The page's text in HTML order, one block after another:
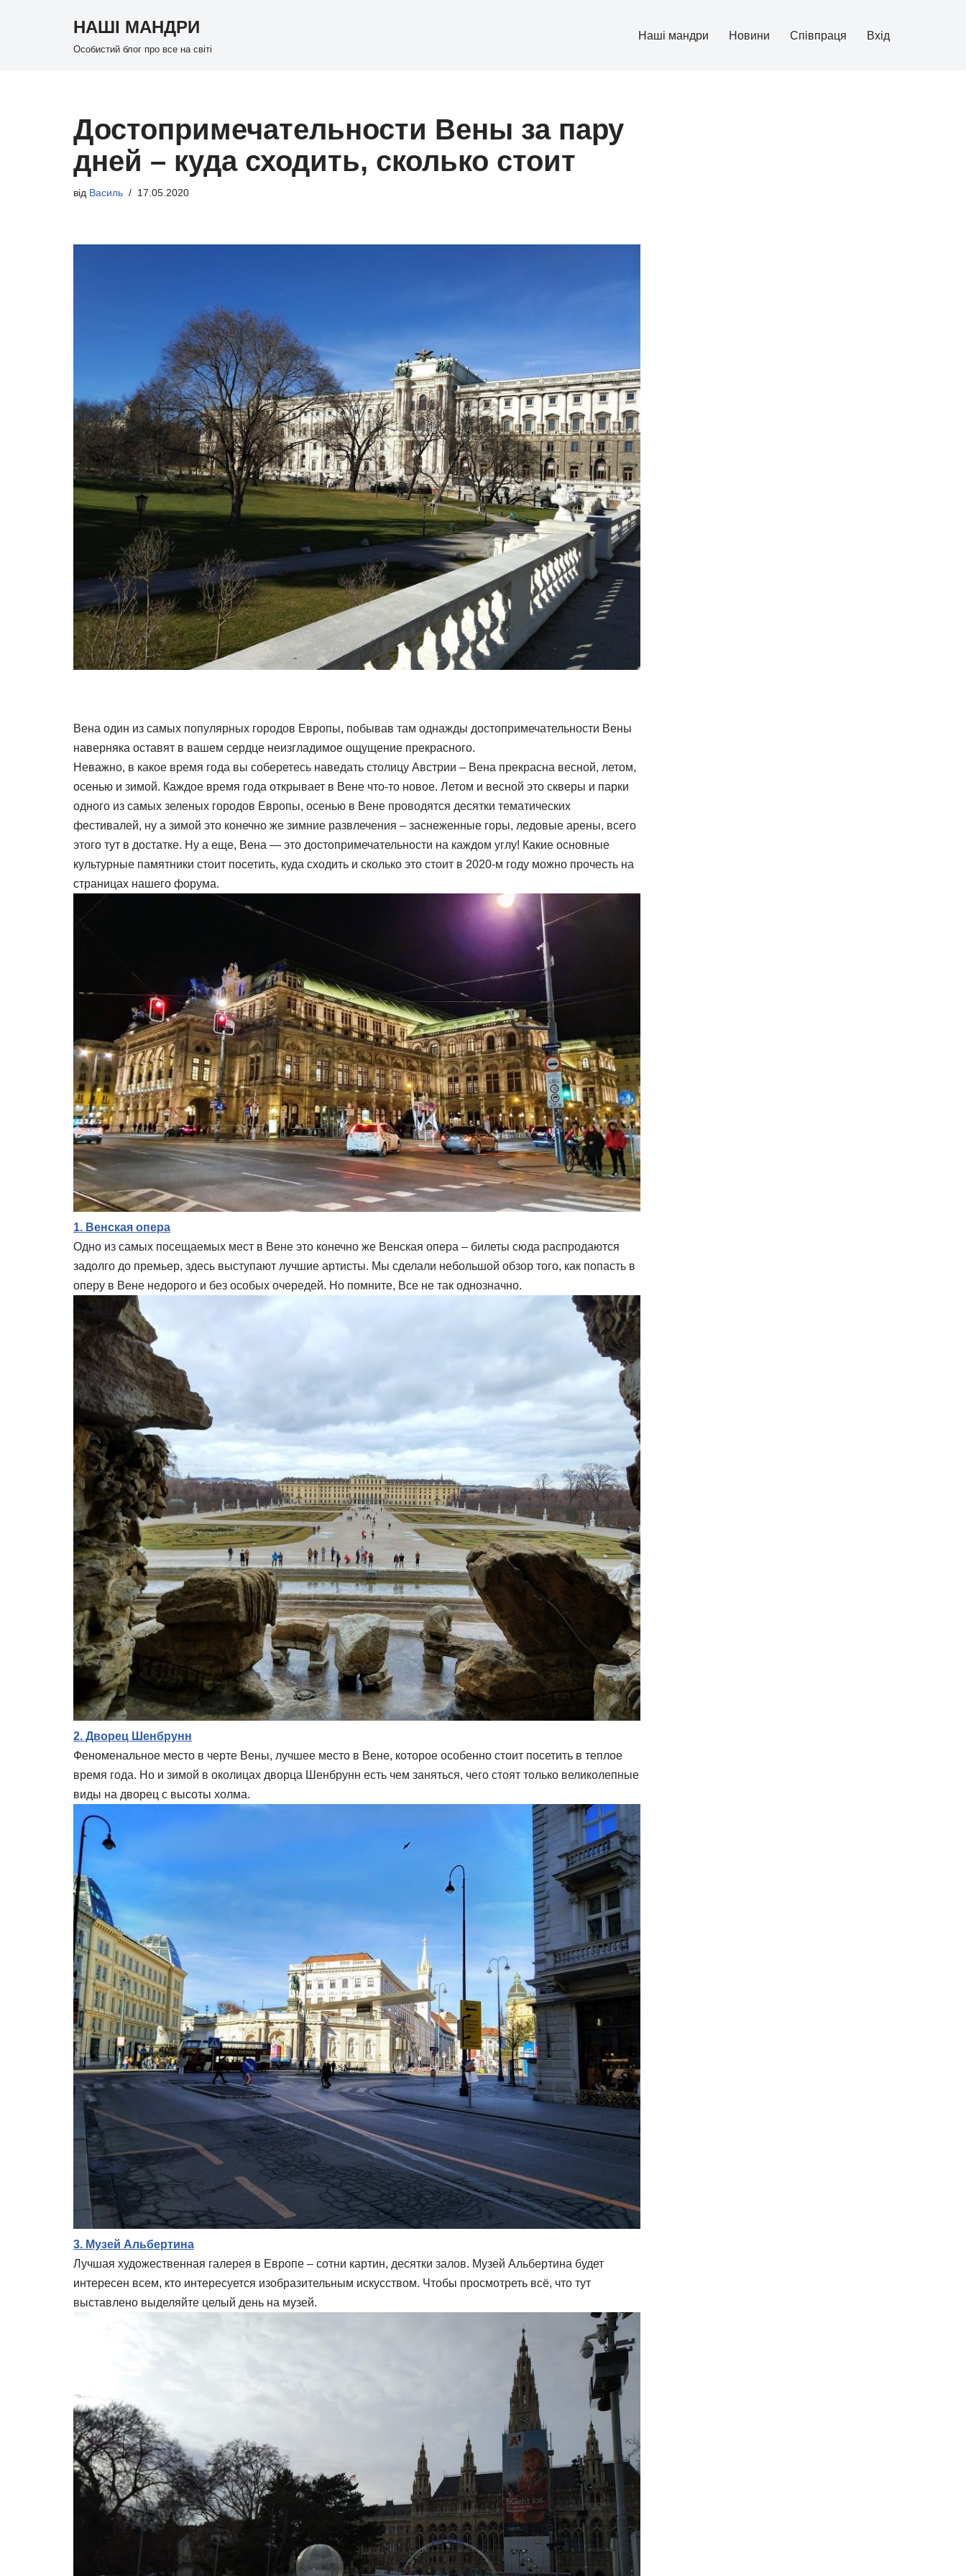
НАШІ МАНДРИ
Особистий блог про все на світі
Наші мандри Новини Співпраця Вхід
Достопримечательности Вены за пару
дней – куда сходить, сколько стоит
від Василь 17.05.2020
Вена один из самых популярных городов Европы, побывав там однажды достопримечательности Вены
наверняка оставят в вашем сердце неизгладимое ощущение прекрасного.
Неважно, в какое время года вы соберетесь наведать столицу Австрии – Вена прекрасна весной, летом,
осенью и зимой. Каждое время года открывает в Вене что-то новое. Летом и весной это скверы и парки
одного из самых зеленых городов Европы, осенью в Вене проводятся десятки тематических
фестивалей, ну а зимой это конечно же зимние развлечения – заснеженные горы, ледовые арены, всего
этого тут в достатке. Ну а еще, Вена — это достопримечательности на каждом углу! Какие основные
культурные памятники стоит посетить, куда сходить и сколько это стоит в 2020-м году можно прочесть на
страницах нашего форума.
1. Венская опера
Одно из самых посещаемых мест в Вене это конечно же Венская опера – билеты сюда распродаются
задолго до премьер, здесь выступают лучшие артисты. Мы сделали небольшой обзор того, как попасть в
оперу в Вене недорого и без особых очередей. Но помните, Все не так однозначно.
2. Дворец Шенбрунн
Феноменальное место в черте Вены, лучшее место в Вене, которое особенно стоит посетить в теплое
время года. Но и зимой в околицах дворца Шенбрунн есть чем заняться, чего стоят только великолепные
виды на дворец с высоты холма.
3. Музей Альбертина
Лучшая художественная галерея в Европе – сотни картин, десятки залов. Музей Альбертина будет
интересен всем, кто интересуется изобразительным искусством. Чтобы просмотреть всё, что тут
выставлено выделяйте целый день на музей.